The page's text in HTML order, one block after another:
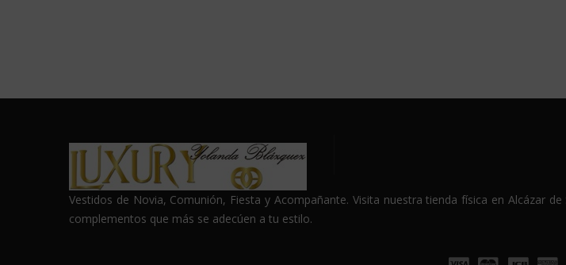
Vestidos de Novia, Comunión, Fiesta y Acompañante. Visita nuestra tienda física en Alcázar
complementos que más se adecúen a tu estilo.